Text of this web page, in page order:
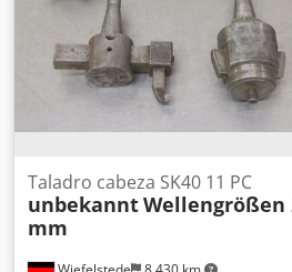
Taladro cabeza SK40 11 PC
unbekanntWellengrößen
mm